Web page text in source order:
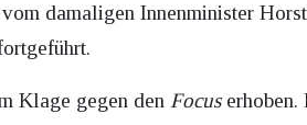
damaligen Innenminister
Klage gegen den Focuserhoben.